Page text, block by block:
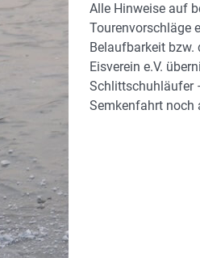
Alle Hinweise auf
Tourenvorschläge
Belaufbarkeit bzw.
Eisverein e.V.
Schlittschuhläufer
Semkenfahrt noch